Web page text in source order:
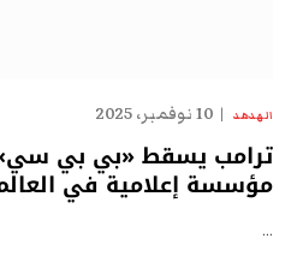
الهدهد 10 نوفمبر، 2025
ترامب يسقط «بي بي
مؤسسة إعلامية في
…